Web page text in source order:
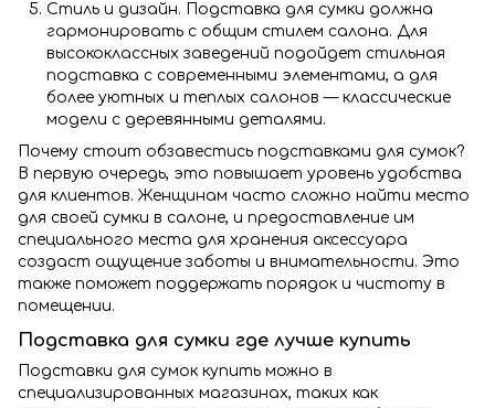
Стиль и дизайн. Подставка для сумки должна
гармонировать с общим стилем салона. Для
высококлассных заведений подойдет стильная
подставка с современными элементами, а для
более уютных и теплых салонов — классические
модели с деревянными деталями.
Почему стоит обзавестись подставками для сумок?
В первую очередь, это повышает уровень удобства
для клиентов. Женщинам часто сложно найти место
для своей сумки в салоне, и предоставление им
специального места для хранения аксессуара
создаст ощущение заботы и внимательности. Это
также поможет поддержать порядок и чистоту в
помещении.
Подставка для сумки где лучше купить
Подставки для сумок купить можно в
специализированных магазинах, таких как